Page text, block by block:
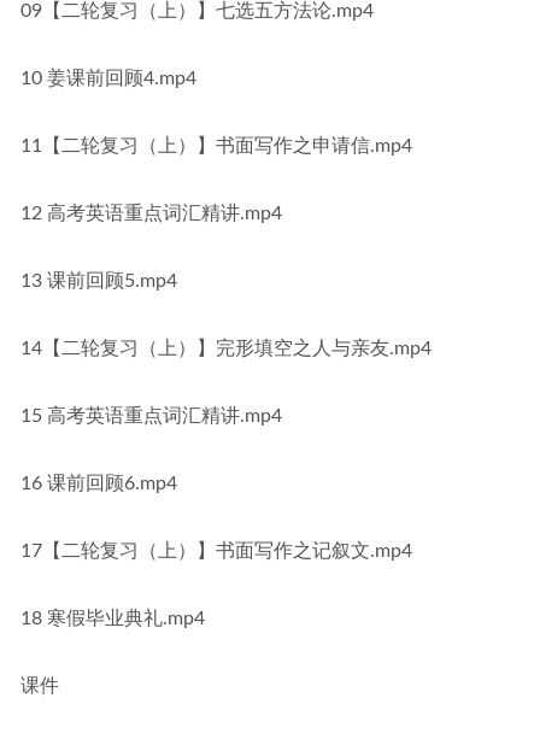
09【二轮复习（上）】七选五方法论.mp4
10 姜课前回顾4.mp4
11【二轮复习（上）】书面写作之申请信.mp4
12 高考英语重点词汇精讲.mp4
13 课前回顾5.mp4
14【二轮复习（上）】完形填空之人与亲友.mp4
15 高考英语重点词汇精讲.mp4
16 课前回顾6.mp4
17【二轮复习（上）】书面写作之记叙文.mp4
18 寒假毕业典礼.mp4
课件